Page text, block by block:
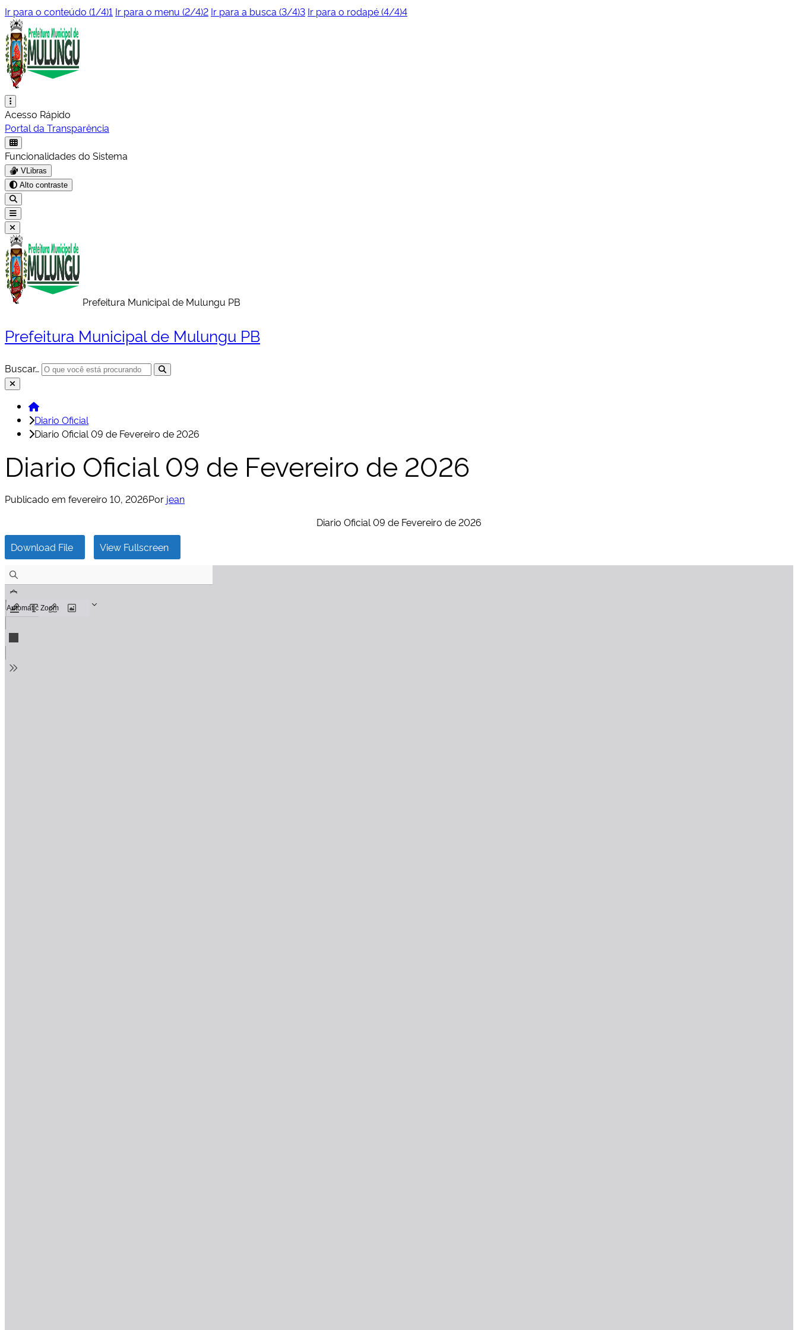
Ir para o conteúdo (1/4)1 Ir para o menu (2/4)2 Ir para a busca (3/4)3 Ir para o rodapé (4/4)4
Acesso Rápido
Portal da Transparência
Funcionalidades do Sistema
VLibras
Alto contraste
Prefeitura Municipal de Mulungu PB
Prefeitura Municipal de Mulungu PB
Buscar…
Início
Diario Oficial
Diario Oficial 09 de Fevereiro de 2026
Diario Oficial 09 de Fevereiro de 2026
Publicado em fevereiro 10, 2026Por jean
Diario Oficial 09 de Fevereiro de 2026
Download File
View Fullscreen